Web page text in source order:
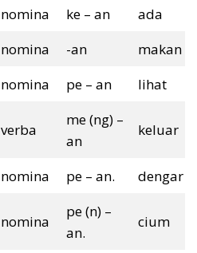
nomina ke – an
ada
nomina -an
makan
nomina pe – an lihat
verba
me (ng) –
an
keluar
nomina pe – an. dengar
nomina
pe (n) –
an.
cium